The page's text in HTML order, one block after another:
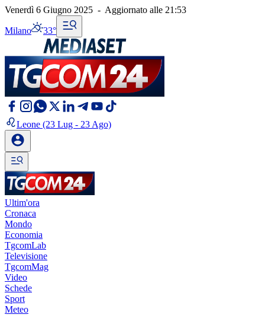
Venerdì 6 Giugno 2025 - Aggiornato alle 21:53
Milano 33°
Leone (23 Lug - 23 Ago)
Ultim'ora
Cronaca
Mondo
Economia
TgcomLab
Televisione
TgcomMag
Video
Schede
Sport
Meteo